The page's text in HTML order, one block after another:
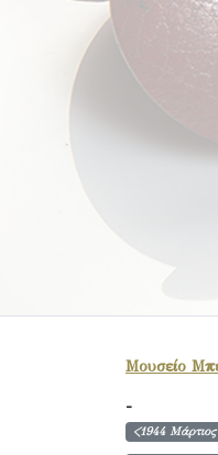
Μουσείο
-
<1944 Μάρτιος